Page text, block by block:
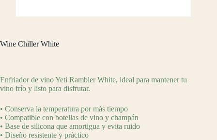
Wine Chiller White
Enfriador de vino Yeti Rambler White, ideal para mantener tu
vino frío y listo para disfrutar.
• Conserva la temperatura por más tiempo
• Compatible con botellas de vino y champán
• Base de silicona que amortigua y evita ruido
• Diseño resistente y práctico